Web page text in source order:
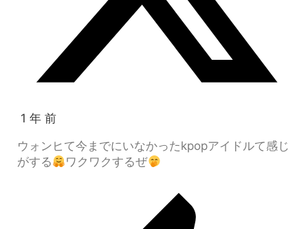
1 年 前
ウォンヒて今までにいなかったkpopアイドルて感じ
がする
ワクワクするぜ